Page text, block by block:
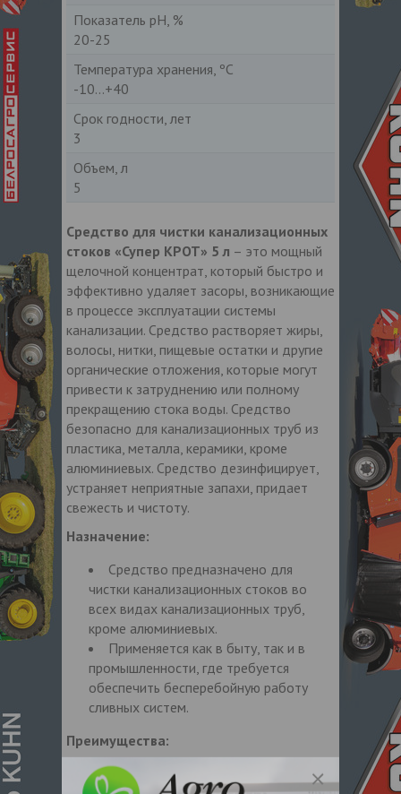
Показатель рН, %
20-25
Температура хранения, ºС
-10...+40
Срок годности, лет
3
Объем, л
5
Средство для чистки канализационных
стоков «Супер КРОТ» 5 л – это мощный
щелочной концентрат, который быстро и
эффективно удаляет засоры, возникающие
в процессе эксплуатации системы
канализации. Средство растворяет жиры,
волосы, нитки, пищевые остатки и другие
органические отложения, которые могут
привести к затруднению или полному
прекращению стока воды. Средство
безопасно для канализационных труб из
пластика, металла, керамики, кроме
алюминиевых. Средство дезинфицирует,
устраняет неприятные запахи, придает
свежесть и чистоту.
Назначение:
Средство предназначено для
чистки канализационных стоков во
всех видах канализационных труб,
кроме алюминиевых.
Применяется как в быту, так и в
промышленности, где требуется
обеспечить бесперебойную работу
сливных систем.
Преимущества:
Щелочной концентрат –